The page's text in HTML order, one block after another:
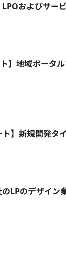
およびサー
】地域ポータ
】新規開発タ
LPのデザイン